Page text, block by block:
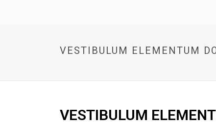
VESTIBULUM ELEMENTUM
VESTIBULUM